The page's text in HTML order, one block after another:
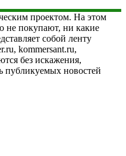
проектом. На этом
не покупают, ни какие
собой ленту
kommersant.ru,
без искажения,
публикуемых новостей